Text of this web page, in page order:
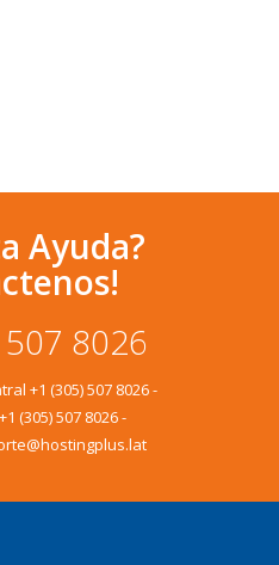
Ayuda?
8026
+1 (305) 507 8026-
+1 (305) 507 8026-